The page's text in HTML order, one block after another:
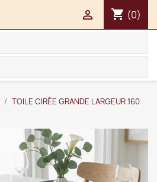
shopping_cart (0)

TOILE CIRÉE GRANDE LARGEUR 160